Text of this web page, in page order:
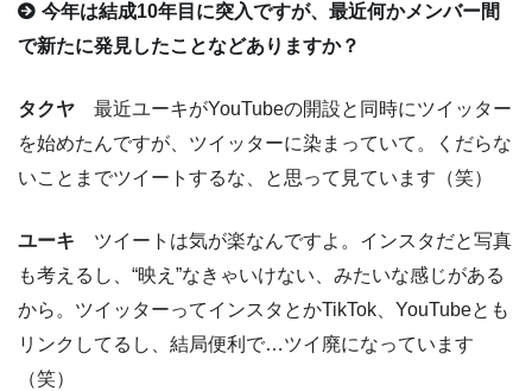
今年は結成10年目に突入ですが、最近何かメンバー間
で新たに発見したことなどありますか？
タクヤ 最近ユーキがYouTubeの開設と同時にツイッター
を始めたんですが、ツイッターに染まっていて。くだらな
いことまでツイートするな、と思って見ています（笑）
ユーキ ツイートは気が楽なんですよ。インスタだと写真
も考えるし、“映え”なきゃいけない、みたいな感じがある
から。ツイッターってインスタとかTikTok、YouTubeとも
リンクしてるし、結局便利で…ツイ廃になっています
（笑）